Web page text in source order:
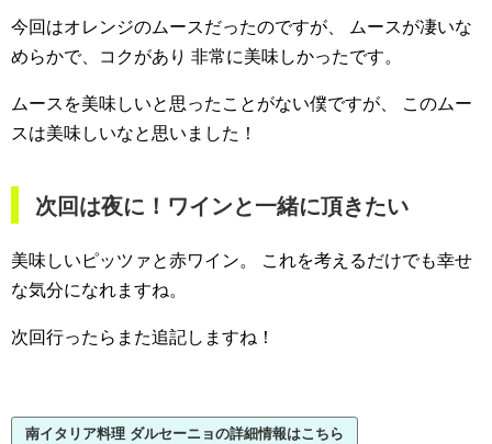
今回はオレンジのムースだったのですが、
ムースが凄いな
めらかで、コクがあり 非常に美味しかったです。
ムースを美味しいと思ったことがない僕ですが、
このムー
スは美味しいなと思いました！
次回は夜に！ワインと一緒に頂きたい
美味しいピッツァと赤ワイン。
これを考えるだけでも幸せ
な気分になれますね。
次回行ったらまた追記しますね！
南イタリア料理 ダルセーニョの詳細情報はこちら